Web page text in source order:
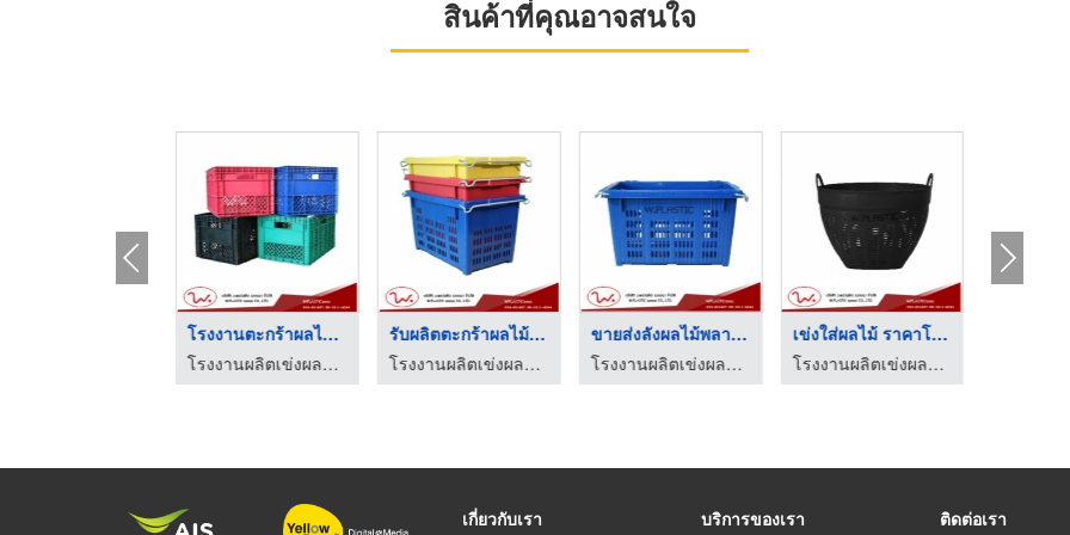
สินค้าที่คุณอาจสนใจ
โรงงานตะกร้าผลไม้พลา ...
โรงงานผลิตเข่งผลไม้ ลังผลไม้พลาสติก - ว.พลาสติก (2002)
รับผลิตตะกร้าผลไม้หู ...
โรงงานผลิตเข่งผลไม้ ลังผลไม้พลาสติก - ว.พลาสติก (2002)
ขายส่งลังผลไม้พลาสติ ...
โรงงานผลิตเข่งผลไม้ ลังผลไม้พลาสติก - ว.พลาสติก (2002)
เข่งใส่ผลไม้ ราคาโรง ...
โรงงานผลิตเข่งผลไม้ ลังผลไม้พลาสติก - ว.พลาสติก (2002)
เกี่ยวกับเรา บริการของเรา ติดต่อเรา